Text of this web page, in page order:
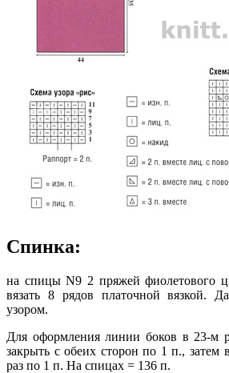
Спинка:
на спицы N9 2 пряжей фиолетового
вязать 8 рядов платочной вязкой.
узором.
Для оформления линии боков в 23-м
закрыть с обеих сторон по 1 п., затем
раз по 1 п. На спицах = 136 п.